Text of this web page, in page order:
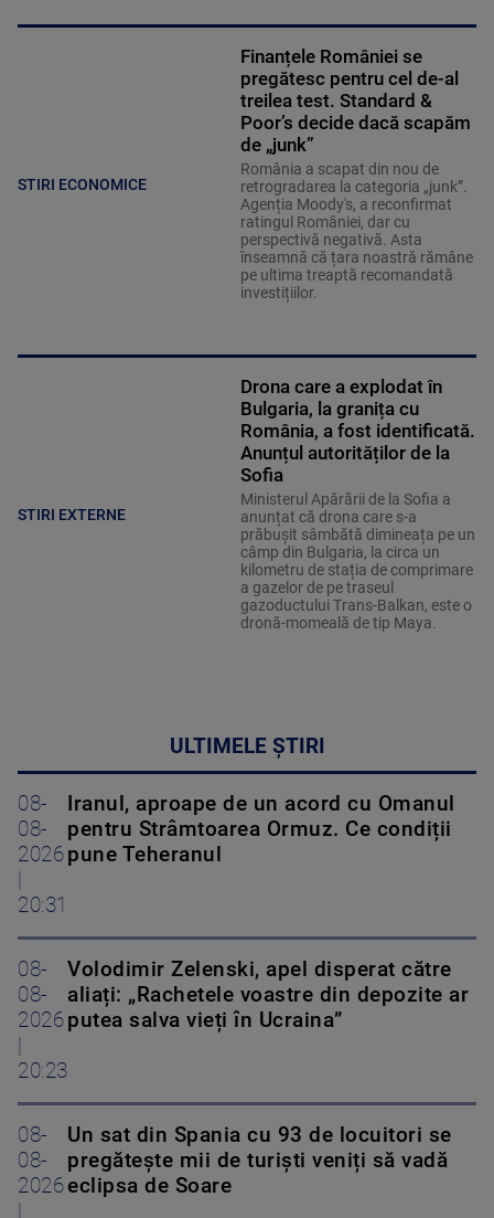
STIRI ECONOMICE
Finanțele României se
pregătesc pentru cel de-al
treilea test. Standard &
Poor’s decide dacă scapăm
de „junk”
România a scapat din nou de
retrogradarea la categoria „junk”.
Agenția Moody's, a reconfirmat
ratingul României, dar cu
perspectivă negativă. Asta
înseamnă că țara noastră rămâne
pe ultima treaptă recomandată
investițiilor.
STIRI EXTERNE
Drona care a explodat în
Bulgaria, la granița cu
România, a fost identificată.
Anunțul autorităților de la
Sofia
Ministerul Apărării de la Sofia a
anunțat că drona care s-a
prăbușit sâmbătă dimineața pe un
câmp din Bulgaria, la circa un
kilometru de stația de comprimare
a gazelor de pe traseul
gazoductului Trans-Balkan, este o
dronă-momeală de tip Maya.
ULTIMELE ȘTIRI
08-
08-
2026
20:31
Iranul, aproape de un acord cu Omanul
pentru Strâmtoarea Ormuz. Ce condiții
pune Teheranul
08-
08-
2026
20:23
Volodimir Zelenski, apel disperat către
aliați: „Rachetele voastre din depozite ar
putea salva vieți în Ucraina”
08-
08-
2026
Un sat din Spania cu 93 de locuitori se
pregătește mii de turiști veniți să vadă
eclipsa de Soare